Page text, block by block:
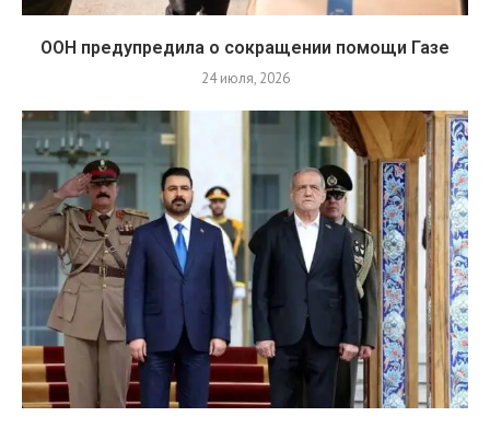
ООН предупредила о сокращении помощи Газе
24 июля, 2026